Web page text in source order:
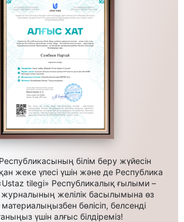
білім беру жүйесін
жеке үлесі үшін және де Республика
tilegi» Республикалық ғылыми –
журналының желілік басылымына өз
бөлісіп, белсенді
үшін алғыс білдіреміз!